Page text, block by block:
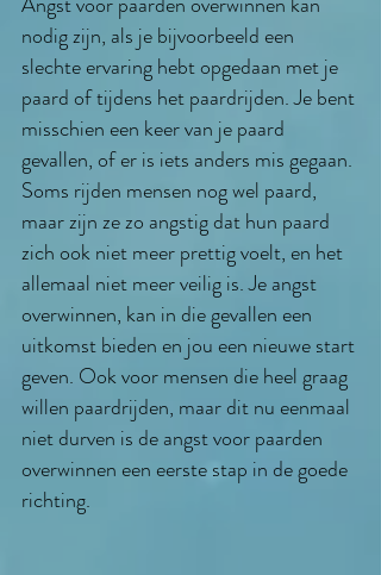
nodig zijn, als je bijvoorbeeld een
slechte ervaring hebt opgedaan met je
paard of tijdens hetpaardrijden. Je bent
misschien een keer van je paard
gevallen, of er is iets anders mis gegaan.
Soms rijden mensen nog wel paard,
maar zijn ze zo angstig dat hun paard
zich ook niet meer prettig voelt, en het
allemaal niet meer veilig is. Je angst
overwinnen, kan in die gevallen een
uitkomst bieden en jou een nieuwe start
geven. Ook voor mensen die heel graag
willen paardrijden, maar dit nu eenmaal
niet durven is de angst voor paarden
overwinnen een eerste stap in de goede
richting.